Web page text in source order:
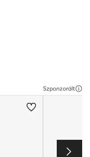
Szponzorált